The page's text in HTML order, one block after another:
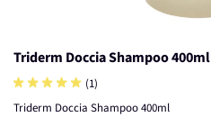
Triderm Doccia Shampoo 400ml
(1)
Triderm Doccia Shampoo 400ml